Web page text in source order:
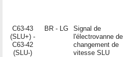
C63-43
(SLU+) -
C63-42
(SLU-)
BR - LG
Signal de
l'électrovanne de
changement de
vitesse SLU